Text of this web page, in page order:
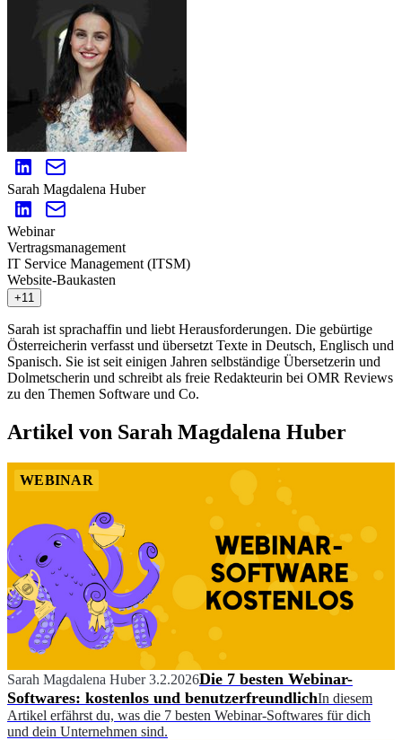
Sarah Magdalena Huber
Webinar
Vertragsmanagement
IT Service Management (ITSM)
Website-Baukasten
+11
Sarah ist sprachaffin und liebt Herausforderungen. Die gebürtige
Österreicherin verfasst und übersetzt Texte in Deutsch, Englisch und
Spanisch. Sie ist seit einigen Jahren selbständige Übersetzerin und
Dolmetscherin und schreibt als freie Redakteurin bei OMR Reviews
zu den Themen Software und Co.
Artikel von Sarah Magdalena Huber
WEBINAR
Sarah Magdalena Huber 3.2.2026Die 7 besten Webinar-
Softwares: kostenlos und benutzerfreundlichIn diesem
Artikel erfährst du, was die 7 besten Webinar-Softwares für dich
und dein Unternehmen sind.